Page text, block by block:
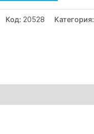
Код: 20528 Категория: